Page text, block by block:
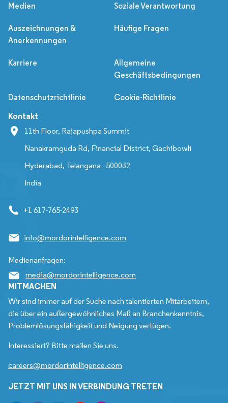
Medien Soziale Verantwortung
Auszeichnungen &
Anerkennungen
Häufige Fragen
Karriere
Allgemeine
Geschäftsbedingungen
Datenschutzrichtlinie Cookie-Richtlinie
Kontakt
11th Floor, Rajapushpa Summit
Nanakramguda Rd, Financial District, Gachibowli
Hyderabad, Telangana - 500032
India
+1 617-765-2493
info@mordorintelligence.com
Medienanfragen:
media@mordorintelligence.com
MITMACHEN
Wir sind immer auf der Suche nach talentierten Mitarbeitern,
die über ein außergewöhnliches Maß an Branchenkenntnis,
Problemlösungsfähigkeit und Neigung verfügen.
Interessiert? Bitte mailen Sie uns.
careers@mordorintelligence.com
JETZT MIT UNS IN VERBINDUNG TRETEN